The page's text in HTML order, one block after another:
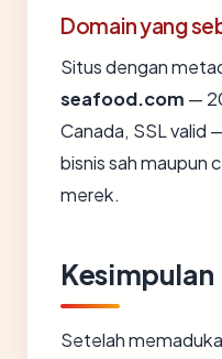
Domain yang
Situs dengan
seafood.com —
Canada, SSL valid
bisnis sah maupun
merek.
Kesimpulan
Setelah